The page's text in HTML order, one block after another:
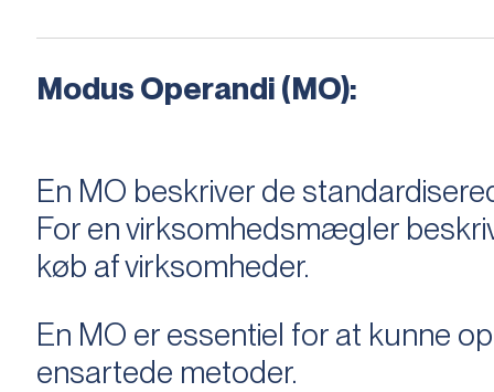
Modus Operandi (MO):
En MO beskriver de
For en virksomhedsmægler
køb af virksomheder.
En MO er essentiel for at kunne
ensartede metoder.